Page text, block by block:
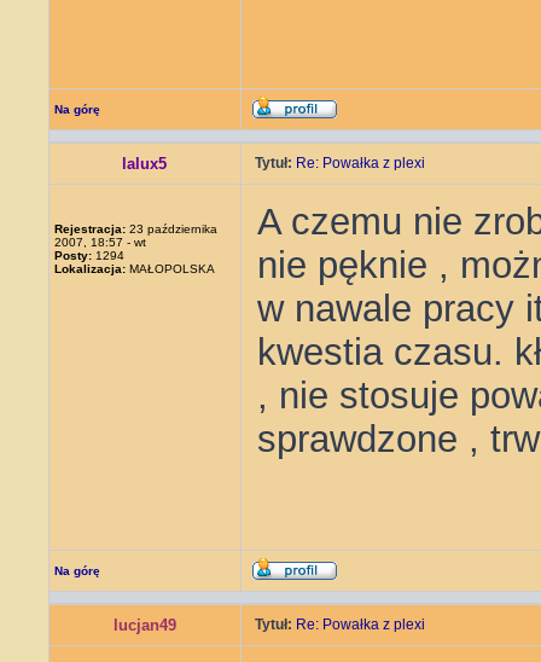
Na górę
lalux5 Tytuł: Re: Powałka z plexi
Rejestracja: 23 października
2007, 18:57 - wt
Posty: 1294
Lokalizacja: MAŁOPOLSKA
A czemu nie
nie pęknie ,
w nawale pracy
kwestia czasu.
, nie stosuje
sprawdzone ,
Na górę
lucjan49 Tytuł: Re: Powałka z plexi